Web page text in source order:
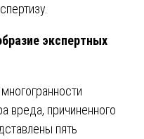
экспертных
вреда, причиненного
пять